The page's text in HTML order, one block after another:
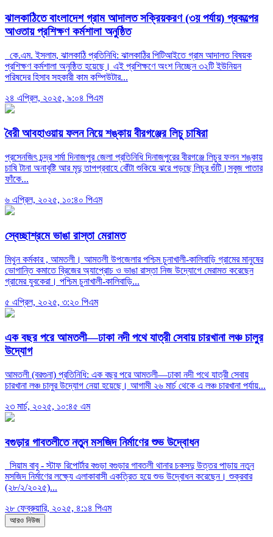
ঝালকাঠিতে বাংলাদেশ গ্রাম আদালত সক্রিয়করণ (৩য় পর্যায়) প্রকল্পের
আওতায় প্রশিক্ষণ কর্মশালা অনুষ্ঠিত
কে.এম. ইসলাম, ঝালকাঠি প্রতিনিধি: ঝালকাঠির পিটিআইতে গ্রাম আদালত বিষয়ক
প্রশিক্ষণ কর্মশালা অনুষ্ঠিত হয়েছে। এই প্রশিক্ষণে অংশ নিচ্ছেন ৩২টি ইউনিয়ন
পরিষদের হিসাব সহকারী কাম কম্পিউটার...
২৪ এপ্রিল, ২০২৫, ৯:০৪ পিএম
বৈরী আবহাওয়ায় ফলন নিয়ে শঙ্কায় বীরগঞ্জের লিচু চাষিরা
প্রসেনজিৎ চন্দ্র শর্মা দিনাজপুর জেলা প্রতিনিধি দিনাজপুরের বীরগঞ্জে লিচুর ফলন শঙ্কায়
চাষি টানা অনাবৃষ্টি আর মৃদু তাপপ্রবাহে বোঁটা শুকিয়ে ঝরে পড়ছে লিচুর গুঁটি।সবুজ পাতার
ফাঁকে...
৬ এপ্রিল, ২০২৫, ১০:৪০ পিএম
স্বেচ্ছাশ্রমে ভাঙা রাস্তা মেরামত
মিথুন কর্মকার , আমতলী। আমতলী উপজেলার পশ্চিম চুনাখালী-কালিবাড়ি গ্রামের মানুষের
ভোগান্তি কমাতে ব্রিজের অ্যাপ্রোচ ও ভাঙা রাস্তা নিজ উদ্যোগে মেরামত করেছেন
গ্রামের যুবকেরা। পশ্চিম চুনাখালী-কালিবাড়ি...
৫ এপ্রিল, ২০২৫, ৩:২০ পিএম
এক বছর পরে আমতলী—ঢাকা নদী পথে যাত্রী সেবায় চারখানা লঞ্চ চালুর
উদ্যোগ
আমতলী (বরগুনা) প্রতিনিধি: এক বছর পরে আমতলী—ঢাকা নদী পথে যাত্রী সেবায়
চারখানা লঞ্চ চালুর উদ্যোগ নেয়া হয়েছে। আগামী ২৬ মার্চ থেকে এ লঞ্চ চারখানা পর্যায়...
২৩ মার্চ, ২০২৫, ১০:৪৫ এম
বগুড়ার গাবতলীতে নতুন মসজিদ নির্মাণের শুভ উদ্বোধন
সিয়াম বাবু - স্টাফ রিপোর্টার বগুড়া বগুড়ার গাবতলী থানার চকসদু উত্তর পাড়ায় নতুন
মসজিদ নির্মাণের লক্ষ্যে এলাকাবাসী একত্রিত হয়ে শুভ উদ্বোধন করেছেন। শুক্রবার
(২৮/২/২০২৫)...
২৮ ফেব্রুয়ারি, ২০২৫, ৪:১৪ পিএম
আরও নিউজ